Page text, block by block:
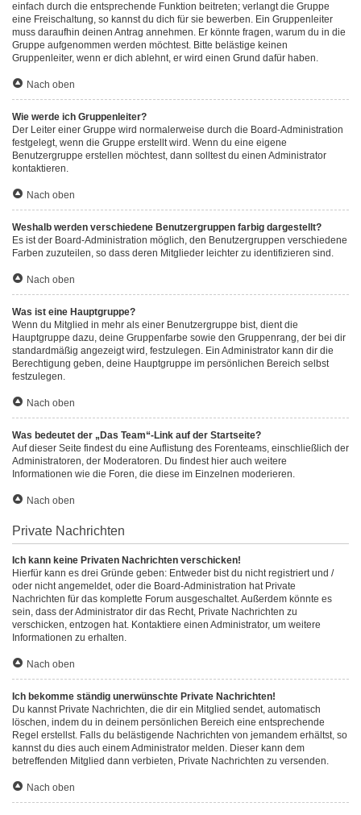
einfach durch die entsprechende Funktion beitreten; verlangt die Gruppe
eine Freischaltung, so kannst du dich für sie bewerben. Ein Gruppenleiter
muss daraufhin deinen Antrag annehmen. Er könnte fragen, warum du in die
Gruppe aufgenommen werden möchtest. Bitte belästige keinen
Gruppenleiter, wenn er dich ablehnt, er wird einen Grund dafür haben.
Nach oben
Wie werde ich Gruppenleiter?
Der Leiter einer Gruppe wird normalerweise durch die Board-Administration
festgelegt, wenn die Gruppe erstellt wird. Wenn du eine eigene
Benutzergruppe erstellen möchtest, dann solltest du einen Administrator
kontaktieren.
Nach oben
Weshalb werden verschiedene Benutzergruppen farbig dargestellt?
Es ist der Board-Administration möglich, den Benutzergruppen verschiedene
Farben zuzuteilen, so dass deren Mitglieder leichter zu identifizieren sind.
Nach oben
Was ist eine Hauptgruppe?
Wenn du Mitglied in mehr als einer Benutzergruppe bist, dient die
Hauptgruppe dazu, deine Gruppenfarbe sowie den Gruppenrang, der bei dir
standardmäßig angezeigt wird, festzulegen. Ein Administrator kann dir die
Berechtigung geben, deine Hauptgruppe im persönlichen Bereich selbst
festzulegen.
Nach oben
Was bedeutet der „Das Team“-Link auf der Startseite?
Auf dieser Seite findest du eine Auflistung des Forenteams, einschließlich der
Administratoren, der Moderatoren. Du findest hier auch weitere
Informationen wie die Foren, die diese im Einzelnen moderieren.
Nach oben
Private Nachrichten
Ich kann keine Privaten Nachrichten verschicken!
Hierfür kann es drei Gründe geben: Entweder bist du nicht registriert und /
oder nicht angemeldet, oder die Board-Administration hat Private
Nachrichten für das komplette Forum ausgeschaltet. Außerdem könnte es
sein, dass der Administrator dir das Recht, Private Nachrichten zu
verschicken, entzogen hat. Kontaktiere einen Administrator, um weitere
Informationen zu erhalten.
Nach oben
Ich bekomme ständig unerwünschte Private Nachrichten!
Du kannst Private Nachrichten, die dir ein Mitglied sendet, automatisch
löschen, indem du in deinem persönlichen Bereich eine entsprechende
Regel erstellst. Falls du belästigende Nachrichten von jemandem erhältst, so
kannst du dies auch einem Administrator melden. Dieser kann dem
betreffenden Mitglied dann verbieten, Private Nachrichten zu versenden.
Nach oben